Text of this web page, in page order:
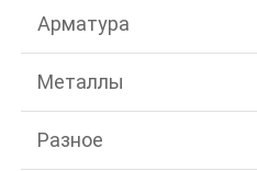
Арматура
Металлы
Разное